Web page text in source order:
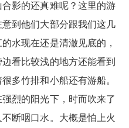
影的还真难呢？这里的游
到他们大部分跟我们这几
水现在还是清澈见底的，
看比较浅的地方还能看到
多竹排和小船还有游船。
烈的阳光下，时而吹来了
断咽口水。大概是怕上火